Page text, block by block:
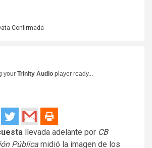
Confirmada
your Trinity Audio player ready...
llevada adelante por CB
Pública midió la imagen de los